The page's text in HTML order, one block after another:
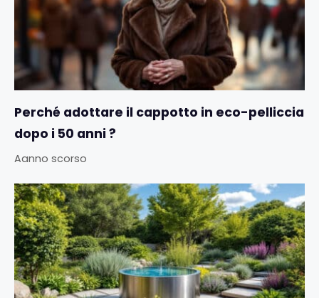
Perché adottare il cappotto in eco-pelliccia
dopo i 50 anni ?
Aanno scorso